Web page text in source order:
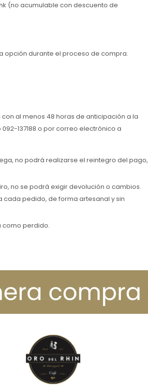
(no acumulable con descuento de
opción durante el proceso de compra.
al menos 48 horas de anticipación a la
137188 o por correo electrónico a
no podrá realizarse el reintegro del pago,
no se podrá exigir devolución o cambios.
pedido, de forma artesanal y sin
como perdido.